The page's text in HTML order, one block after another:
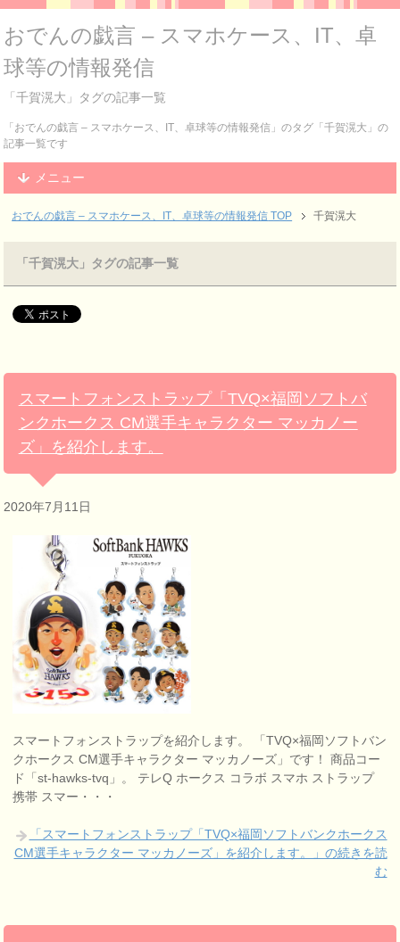
おでんの戯言 – スマホケース、IT、卓
球等の情報発信
「千賀滉大」タグの記事一覧
「おでんの戯言 – スマホケース、IT、卓球等の情報発信」のタグ「千賀滉大」の
記事一覧です
メニュー
おでんの戯言 – スマホケース、IT、卓球等の情報発信 TOP 千賀滉大
「千賀滉大」タグの記事一覧
スマートフォンストラップ「TVQ×福岡ソフトバ
ンクホークス CM選手キャラクター マッカノー
ズ」を紹介します。
2020年7月11日
スマートフォンストラップを紹介します。 「TVQ×福岡ソフトバン
クホークス CM選手キャラクター マッカノーズ」です！ 商品コー
ド「st-hawks-tvq」。 テレQ ホークス コラボ スマホ ストラップ
携帯 スマー・・・
「スマートフォンストラップ「TVQ×福岡ソフトバンクホークス
CM選手キャラクター マッカノーズ」を紹介します。」の続きを読
む